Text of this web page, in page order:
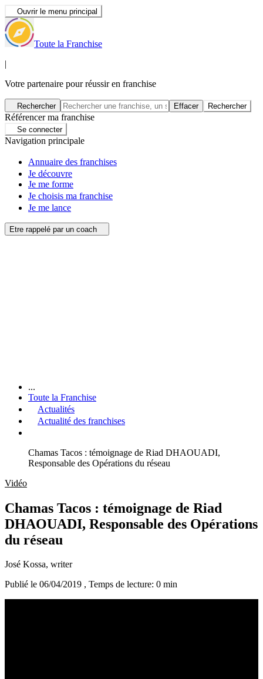
Ouvrir le menu principal
Toute la Franchise
|
Votre partenaire pour réussir en franchise
Rechercher Effacer Rechercher
Référencer ma franchise
Se connecter
Navigation principale
Annuaire des franchises
Je découvre
Je me forme
Je choisis ma franchise
Je me lance
Etre rappelé par un coach
...
Toute la Franchise
Actualités
Actualité des franchises
Chamas Tacos : témoignage de Riad DHAOUADI,
Responsable des Opérations du réseau
Vidéo
Chamas Tacos : témoignage de Riad
DHAOUADI, Responsable des Opérations
du réseau
José Kossa, writer
Publié le 06/04/2019 , Temps de lecture: 0 min